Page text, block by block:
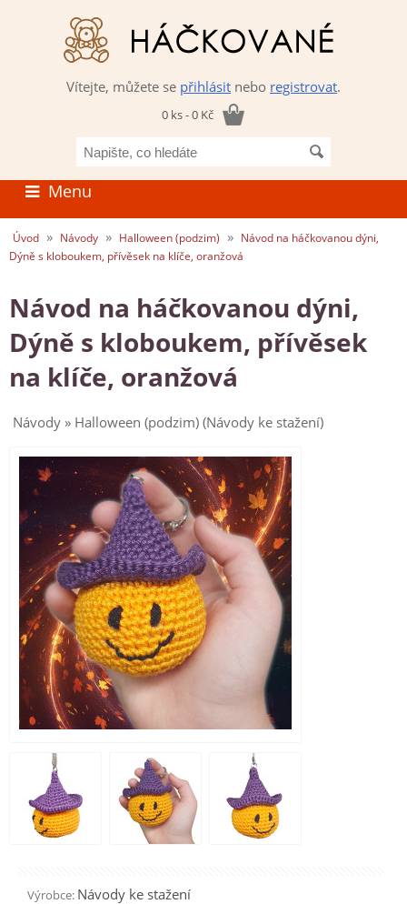
Vítejte, můžete se přihlásit nebo registrovat.
0 ks - 0 Kč
co
hledáte
Menu
Úvod » Návody » Halloween (podzim) » Návod na háčkovanou dýni,
Dýně s kloboukem, přívěsek na klíče, oranžová
Návod na háčkovanou dýni,
Dýně s kloboukem, přívěsek
na klíče, oranžová
Návody » Halloween (podzim) (Návody ke stažení)
Výrobce: Návody ke stažení